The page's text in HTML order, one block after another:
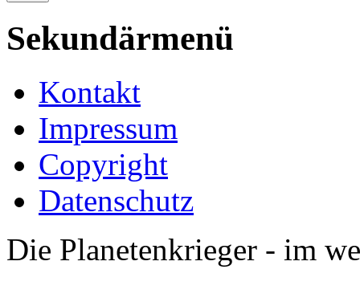
Sekundärmenü
Kontakt
Impressum
Copyright
Datenschutz
Die Planetenkrieger - im